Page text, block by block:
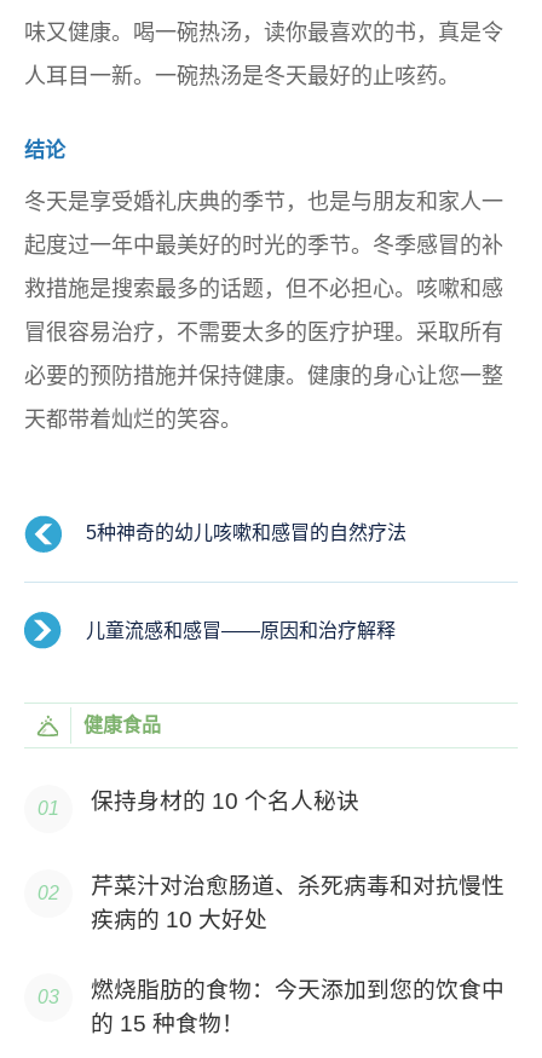
味又健康。喝一碗热汤，读你最喜欢的书，真是令
人耳目一新。一碗热汤是冬天最好的止咳药。
结论
冬天是享受婚礼庆典的季节，也是与朋友和家人一
起度过一年中最美好的时光的季节。冬季感冒的补
救措施是搜索最多的话题，但不必担心。咳嗽和感
冒很容易治疗，不需要太多的医疗护理。采取所有
必要的预防措施并保持健康。健康的身心让您一整
天都带着灿烂的笑容。
5种神奇的幼儿咳嗽和感冒的自然疗法
儿童流感和感冒——原因和治疗解释
健康食品
保持身材的 10 个名人秘诀
芹菜汁对治愈肠道、杀死病毒和对抗慢性
疾病的 10 大好处
燃烧脂肪的食物：今天添加到您的饮食中
的 15 种食物！